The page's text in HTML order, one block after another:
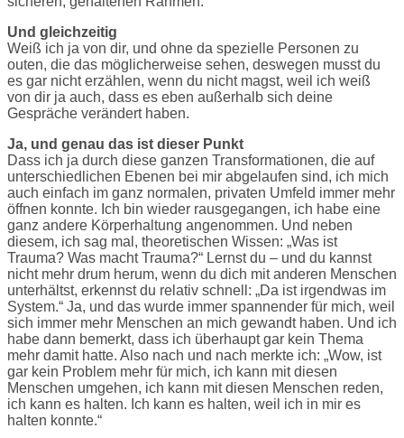
Und gleichzeitig
Weiß ich ja von dir, und ohne da spezielle Personen zu
outen, die das möglicherweise sehen, deswegen musst du
es gar nicht erzählen, wenn du nicht magst, weil ich weiß
von dir ja auch, dass es eben außerhalb sich deine
Gespräche verändert haben.
Ja, und genau das ist dieser Punkt
Dass ich ja durch diese ganzen Transformationen, die auf
unterschiedlichen Ebenen bei mir abgelaufen sind, ich mich
auch einfach im ganz normalen, privaten Umfeld immer mehr
öffnen konnte. Ich bin wieder rausgegangen, ich habe eine
ganz andere Körperhaltung angenommen. Und neben
diesem, ich sag mal, theoretischen Wissen: „Was ist
Trauma? Was macht Trauma?“ Lernst du – und du kannst
nicht mehr drum herum, wenn du dich mit anderen Menschen
unterhältst, erkennst du relativ schnell: „Da ist irgendwas im
System.“ Ja, und das wurde immer spannender für mich, weil
sich immer mehr Menschen an mich gewandt haben. Und ich
habe dann bemerkt, dass ich überhaupt gar kein Thema
mehr damit hatte. Also nach und nach merkte ich: „Wow, ist
gar kein Problem mehr für mich, ich kann mit diesen
Menschen umgehen, ich kann mit diesen Menschen reden,
ich kann es halten. Ich kann es halten, weil ich in mir es
halten konnte.“